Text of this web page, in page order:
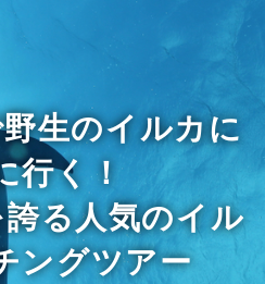
生のイルカに
行く！
る人気のイル
ングツアー